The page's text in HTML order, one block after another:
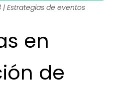
en
de
| Estrategias de eventos